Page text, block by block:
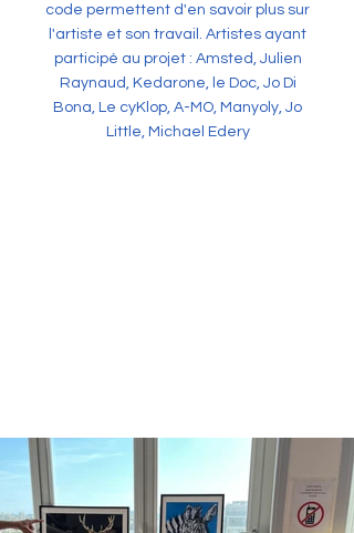
code permettent d'en savoir plus sur
l'artiste et son travail. Artistes ayant
participé au projet : Amsted, Julien
Raynaud, Kedarone, le Doc, Jo Di
Bona, Le cyKlop, A-MO, Manyoly, Jo
Little, Michael Edery